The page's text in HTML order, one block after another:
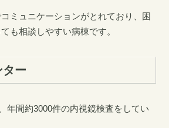
ミュニケーションがとれており、困
も相談しやすい病棟です。
ター
年間約3000件の内視鏡検査をしてい